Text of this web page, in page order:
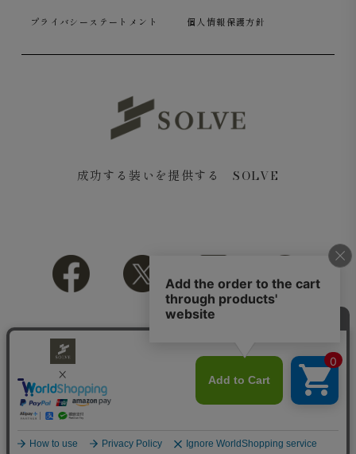
やや広めのモックネック
プライバシーステートメント 個人情報保護方針
成功する装いを提供する SOLVE